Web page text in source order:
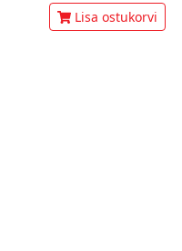
Lisa ostukorvi